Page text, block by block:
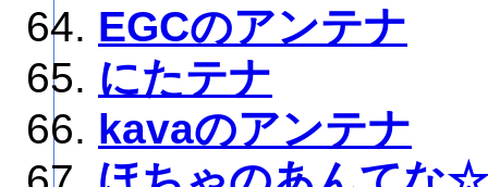
EGCのアンテナ
にたテナ
kavaのアンテナ